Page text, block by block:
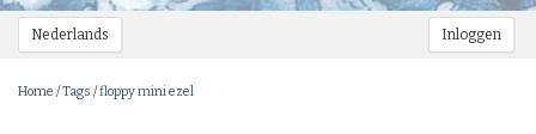
Nederlands Inloggen
Home /Tags /floppy mini ezel